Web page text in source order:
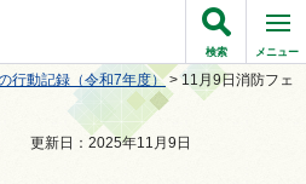
検索 メニュー
行動記録（令和7年度）> 11月9日消防フェ
更新日：2025年11月9日